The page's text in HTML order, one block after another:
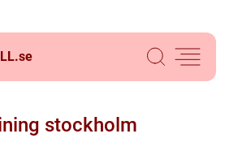
se
stockholm